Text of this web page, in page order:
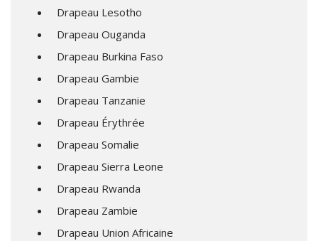
Drapeau Lesotho
Drapeau Ouganda
Drapeau Burkina Faso
Drapeau Gambie
Drapeau Tanzanie
Drapeau Érythrée
Drapeau Somalie
Drapeau Sierra Leone
Drapeau Rwanda
Drapeau Zambie
Drapeau Union Africaine